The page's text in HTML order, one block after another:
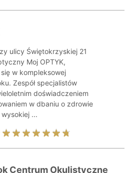
ulicy Świętokrzyskiej 21
Moj OPTYK,
w kompleksowej
Zespół specjalistów
doświadczeniem
w dbaniu o zdrowie
...
Centrum Okulistyczne